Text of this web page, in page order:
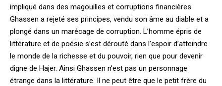
impliqué dans des magouilles et corruptions financières.
Ghassen a rejeté ses principes, vendu son âme au diable et a
plongé dans un marécage de corruption. L’homme épris de
littérature et de poésie s’est dérouté dans l’espoir d’atteindre
le monde de la richesse et du pouvoir, rien que pour devenir
digne de Hajer. Ainsi Ghassen n’est pas un personnage
étrange dans la littérature. Il ne peut être que le petit frère du